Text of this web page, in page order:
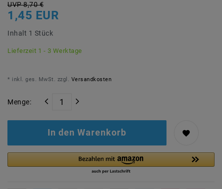
UVP 8,70 €
1,45 EUR
Inhalt 1 Stück
Lieferzeit 1 - 3 Werktage
* inkl. ges. MwSt. zzgl. Versandkosten
Menge:
In den Warenkorb